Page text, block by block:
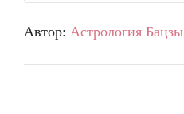
Автор: Астрология Бацзы